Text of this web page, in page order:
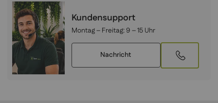
Kundensupport
Montag – Freitag: 9 – 15 Uhr
Nachricht